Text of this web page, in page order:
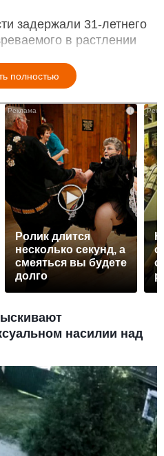
задержали 31-летнего
в растлении
полностью
Ролик длится
несколько секунд, а
смеяться вы будете
долго
насилии над